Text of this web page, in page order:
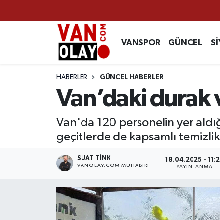
VANSPOR GÜNCEL
HABERLER GÜNCEL HABERLER
Van’daki
Van'da 120 personelin yer
geçitlerde de kapsamlı temizlik
SUAT TINK
VANOLAY.COM MUHABIRI
18.04.2025 -
YAYINLANMA
Vanspor
Bilim & Teknoloji
Van Nöbetçi Eczaneler
Van Hava Durumu
Süper Lig Puan Durumu ve Fikstür
Tüm Manşetler
Son Dakika Haberleri
Haber Arşivi